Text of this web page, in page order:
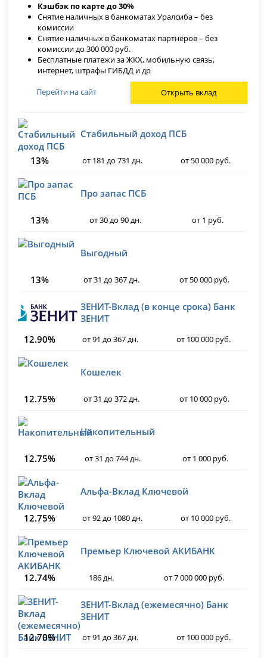
Кэшбэк по карте до 30%
Снятие наличных в банкоматах Уралсиба – без
комиссии
Снятие наличных в банкоматах партнёров – без
комиссии до 300 000 руб.
Бесплатные платежи за ЖКХ, мобильную связь,
интернет, штрафы ГИБДД и др
Перейти на сайт
Открыть вклад
Стабильный доход ПСБ
13% от 181 до 731 дн. от 50 000 руб.
Про запас ПСБ
13% от 30 до 90 дн. от 1 руб.
Выгодный
13% от 31 до 367 дн. от 50 000 руб.
ЗЕНИТ-Вклад (в конце срока) Банк
ЗЕНИТ
12.90%
от 91 до 367 дн. от 100 000 руб.
Кошелек
12.75% от 31 до 372 дн. от 10 000 руб.
Накопительный
12.75% от 31 до 744 дн. от 1 000 руб.
Альфа-Вклад Ключевой
12.75% от 92 до 1080 дн. от 10 000 руб.
Премьер Ключевой АКИБАНК
12.74% 186 дн. от 7 000 000 руб.
ЗЕНИТ-Вклад (ежемесячно) Банк
ЗЕНИТ
12.70%
от 91 до 367 дн. от 100 000 руб.